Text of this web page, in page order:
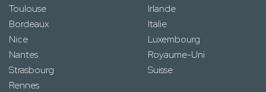
Toulouse
Bordeaux
Nice
Nantes
Strasbourg
Rennes
Irlande
Italie
Luxembourg
Royaume-Uni
Suisse